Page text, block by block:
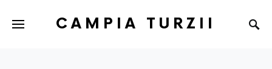
CAMPIA TURZII